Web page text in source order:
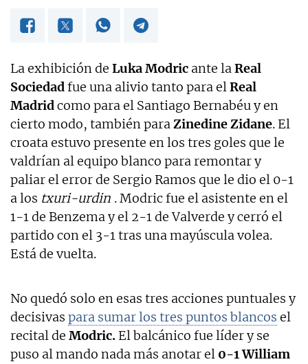
La exhibición de Luka Modric ante laReal
Sociedadfue una alivio tanto para elReal
Madridcomo para el Santiago Bernabéu y en
cierto modo, también paraZinedine Zidane. El
croata estuvo presente en los tres goles que le
valdrían al equipo blanco para remontar y
paliar el error de Sergio Ramos que le dio el 0-1
a los txuri-urdin . Modric fue el asistente en el
1-1 de Benzema y el 2-1 de Valverde y cerró el
partido con el 3-1 tras una mayúscula volea.
Está de vuelta.
No quedó solo en esas tres acciones puntuales y
decisivas para sumar los tres puntos blancos el
recital de Modric. El balcánico fue líder y se
puso al mando nada más anotar el 0-1 William